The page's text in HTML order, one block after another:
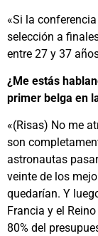
«Si la
selección a
entre 27 y 37
¿Me estás
primer belga en
«(Risas) No me
son
astronautas
veinte de los
quedarían. Y
Francia y el
80% del